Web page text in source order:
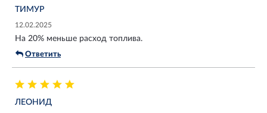
ТИМУР
12.02.2025
На 20% меньше расход топлива.
Ответить
ЛЕОНИД